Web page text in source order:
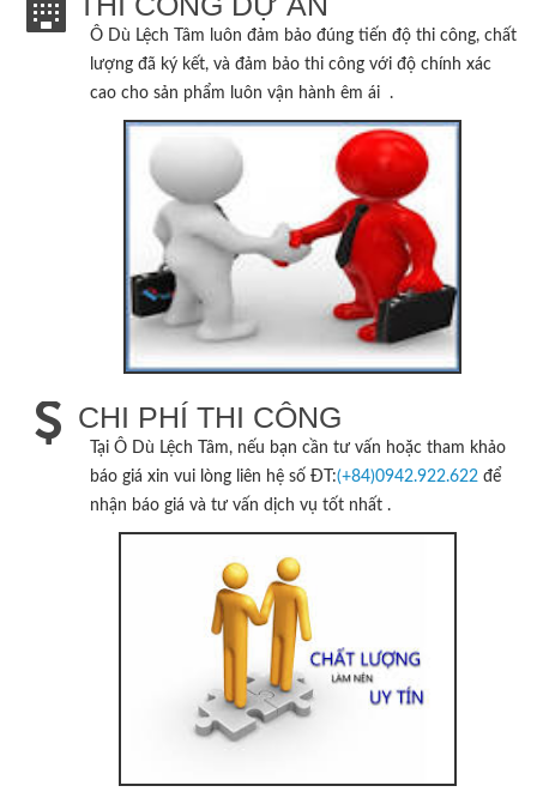
Ô Dù Lệch Tâm luôn đảm bảo đúng tiến độ thi công, chất
lượng đã ký kết, và đảm bảo thi công với độ chính xác
cao cho sản phẩm luôn vận hành êm ái .
CHI PHÍ THI CÔNG
Tại Ô Dù Lệch Tâm, nếu bạn cần tư vấn hoặc tham khảo
báo giá xin vui lòng liên hệ số ĐT:(+84)0942.922.622 để
nhận báo giá và tư vấn dịch vụ tốt nhất .